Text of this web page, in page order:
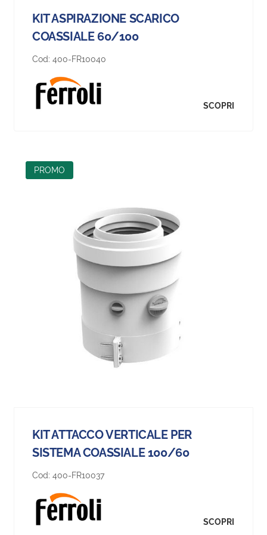
KIT ASPIRAZIONE SCARICO
COASSIALE 60/100
Cod: 400-FR10040
SCOPRI
NEW
PROMO
KIT ATTACCO VERTICALE PER
SISTEMA COASSIALE 100/60
Cod: 400-FR10037
SCOPRI